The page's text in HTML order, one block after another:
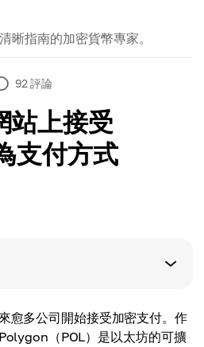
晰指南的加密貨幣專家。
92 評論
站上接受
支付方式
愈多公司開始接受加密支付。作
（POL）是以太坊的可擴